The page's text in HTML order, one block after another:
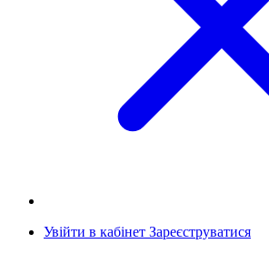
Увійти в кабінет Зареєструватися